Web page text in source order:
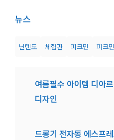
뉴스
닌텐도 체험판 피크민 피크
여름필수 아이템 디아
디자인
드롱기 전자동 에스프